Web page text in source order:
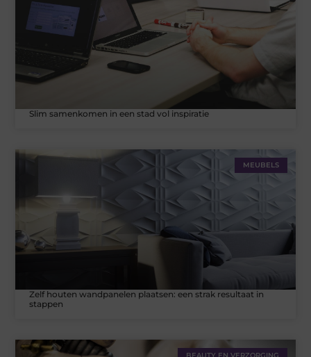
Slim samenkomen in een stad vol inspiratie
MEUBELS
Zelf houten wandpanelen plaatsen: een strak resultaat in
stappen